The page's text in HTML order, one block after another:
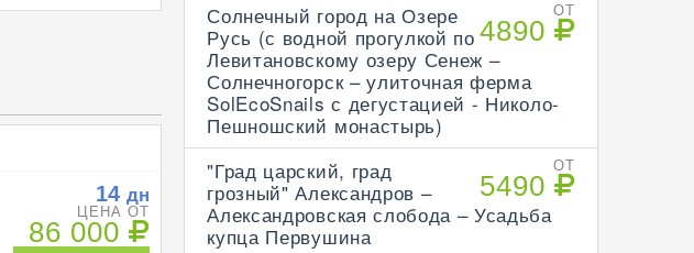
14дн
ЦЕНА ОТ
86 000
ОТ
4890
Солнечный город на Озере
Русь (с водной прогулкой по
Левитановскому озеру Сенеж –
Солнечногорск – улиточная ферма
SolEcoSnails с дегустацией - Николо-
Пешношский монастырь)
ОТ
5490
"Град царский, град
грозный" Александров –
Александровская слобода – Усадьба
купца Первушина